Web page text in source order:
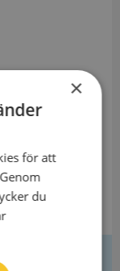
×
för att
du